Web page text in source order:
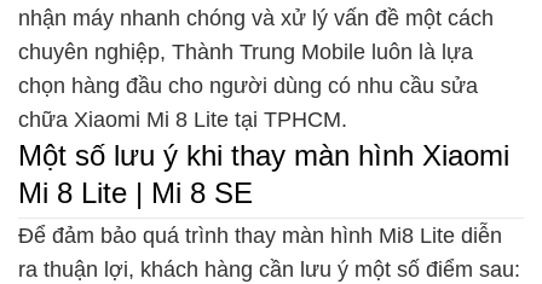
nhận máy nhanh chóng và xử lý vấn đề một cách
chuyên nghiệp, Thành Trung Mobile luôn là lựa
chọn hàng đầu cho người dùng có nhu cầu sửa
chữa Xiaomi Mi 8 Lite tại TPHCM.
Một số lưu ý khi thay màn hình Xiaomi
Mi 8 Lite | Mi 8 SE
Để đảm bảo quá trình thay màn hình Mi8 Lite diễn
ra thuận lợi, khách hàng cần lưu ý một số điểm sau: